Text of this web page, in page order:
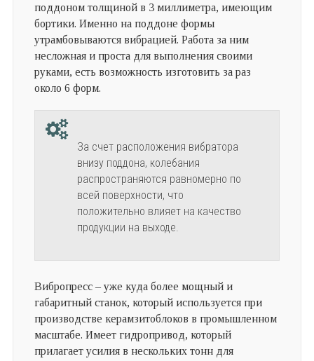
поддоном толщиной в 3 миллиметра, имеющим
бортики. Именно на поддоне формы
утрамбовываются вибрацией. Работа за ним
несложная и проста для выполнения своими
руками, есть возможность изготовить за раз
около 6 форм.
За счет расположения вибратора
внизу поддона, колебания
распространяются равномерно по
всей поверхности, что
положительно влияет на качество
продукции на выходе.
Вибропресс – уже куда более мощный и
габаритный станок, который используется при
производстве керамзитоблоков в промышленном
масштабе. Имеет гидропривод, который
прилагает усилия в нескольких тонн для